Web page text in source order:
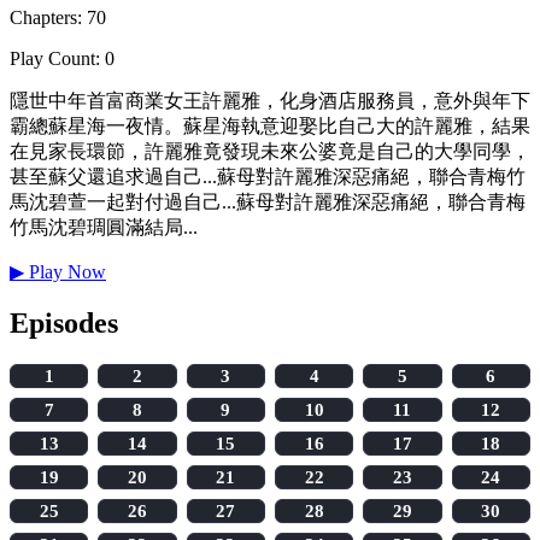
Chapters: 70
Play Count: 0
隱世中年首富商業女王許麗雅，化身酒店服務員，意外與年下
霸總蘇星海一夜情。蘇星海執意迎娶比自己大的許麗雅，結果
在見家長環節，許麗雅竟發現未來公婆竟是自己的大學同學，
甚至蘇父還追求過自己...蘇母對許麗雅深惡痛絕，聯合青梅竹
馬沈碧萱一起對付過自己...蘇母對許麗雅深惡痛絕，聯合青梅
竹馬沈碧琱圓滿結局...
▶ Play Now
Episodes
1 2 3 4 5
6
7
8 9 10 11
12
13
14 15 16 17
18
19
20 21 22 23
24
25
26 27 28 29
30